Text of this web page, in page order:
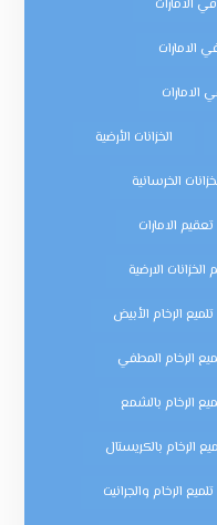
الامارات
الامارات
الخزانات الأرضية
الخرسانية
تعقيم الامارات
الخزانات الارضية
تلميع الرخام الأبيض
الرخام المطفي
الرخام بالشمع
الرخام بالكريستال
تلميع الرخام والجرانيت